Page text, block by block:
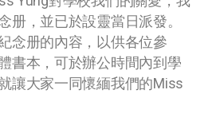
册，並已於設靈當日派發。
念册的內容，以供各位參
書本，可於辦公時間內到學
讓大家一同懷緬我們的Miss